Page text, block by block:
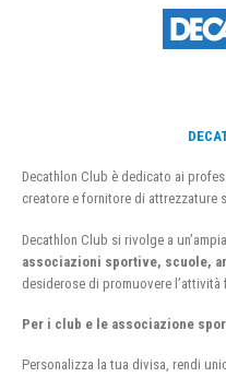
Decathlon Club è dedicato ai
creatore e fornitore di attrezzature
Decathlon Club si rivolge a
associazioni sportive, scuole,
desiderose di promuovere l’attività
Per i club e le associazione
Personalizza la tua divisa, rendi